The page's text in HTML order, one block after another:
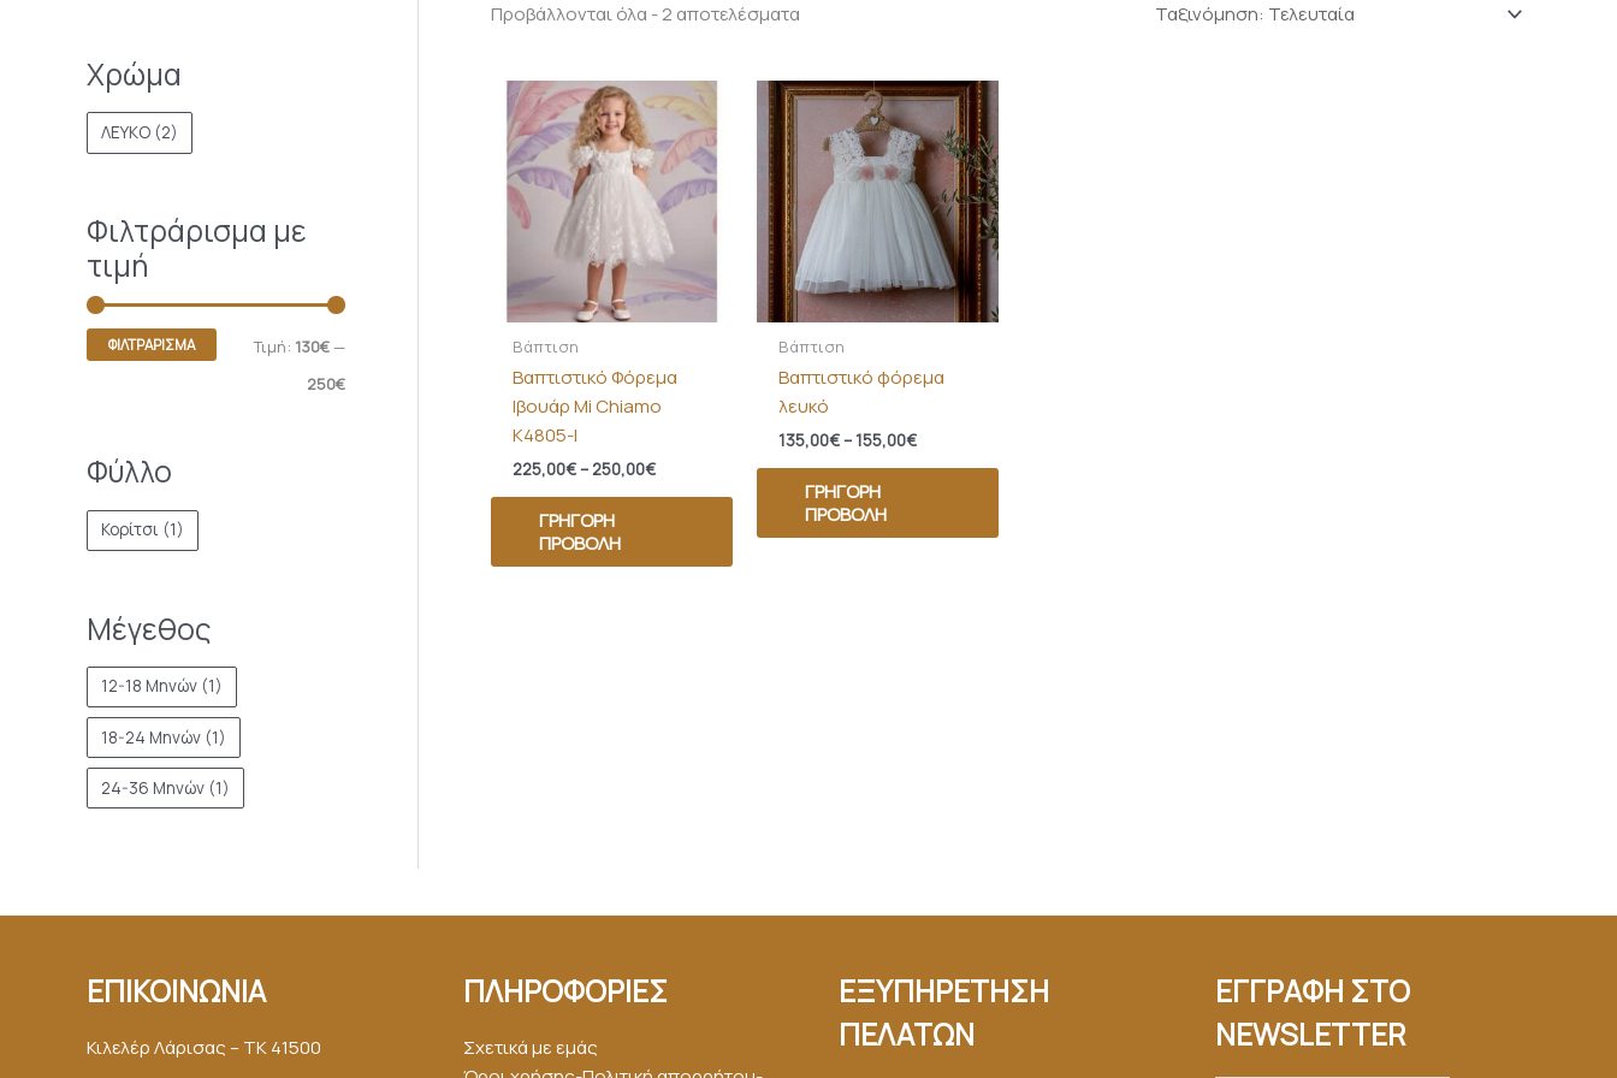
Χρώμα
ΛΕΥΚΟ (2)
Φιλτράρισμα με
τιμή
ΦΙΛΤΡΆΡΙΣΜΑ Τιμή: 130€—
250€
Φύλλο
Κορίτσι (1)
Μέγεθος
12-18 Μηνών (1)
18-24 Μηνών (1)
24-36 Μηνών (1)
Προβάλλονται όλα - 2 αποτελέσματα
Βάπτιση
Βαπτιστικό Φόρεμα
Ιβουάρ Mi Chiamo
Κ4805-Ι
225,00€– 250,00€
Price
range:
225,00€
through
250,00€
ΓΡΉΓΟΡΗ
ΠΡΟΒΟΛΉ
Βάπτιση
Βαπτιστικό φόρεμα
λευκό
135,00€– 155,00€
Price
range:
135,00€
through
155,00€
ΓΡΉΓΟΡΗ
ΠΡΟΒΟΛΉ
ΕΠΙΚΟΙΝΩΝΙΑ
Κιλελέρ Λάρισας – ΤΚ 41500
ΠΛΗΡΟΦΟΡΙΕΣ
Σχετικά με εμάς
ΕΞΥΠΗΡΕΤΗΣΗ
ΠΕΛΑΤΩΝ
ΕΓΓΡΑΦΗ ΣΤΟ
NEWSLETTER